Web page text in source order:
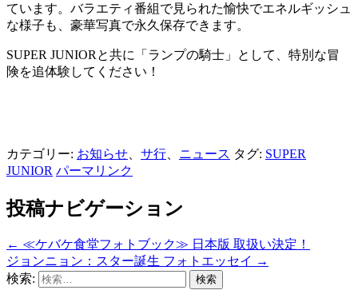
ています。バラエティ番組で見られた愉快でエネルギッシュ
な様子も、豪華写真で永久保存できます。
SUPER JUNIORと共に「ランプの騎士」として、特別な冒
険を追体験してください！
カテゴリー: お知らせ サ行 ニュース タグ: SUPER
JUNIOR パーマリンク
投稿ナビゲーション
← ≪ケバケ食堂フォトブック≫ 日本版 取扱い決定！
ジョンニョン：スター誕生 フォトエッセイ →
検索: